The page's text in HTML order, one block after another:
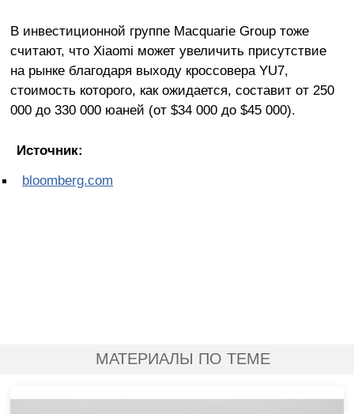
В инвестиционной группе Macquarie Group тоже
считают, что Xiaomi может увеличить присутствие
на рынке благодаря выходу кроссовера YU7,
стоимость которого, как ожидается, составит от 250
000 до 330 000 юаней (от $34 000 до $45 000).
Источник:
bloomberg.com
МАТЕРИАЛЫ ПО ТЕМЕ